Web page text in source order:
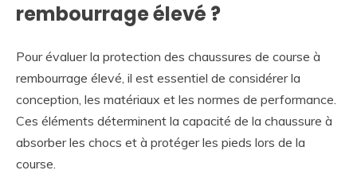
rembourrage élevé ?
Pour évaluer la protection des chaussures de course à
rembourrage élevé, il est essentiel de considérer la
conception, les matériaux et les normes de performance.
Ces éléments déterminent la capacité de la chaussure à
absorber les chocs et à protéger les pieds lors de la
course.